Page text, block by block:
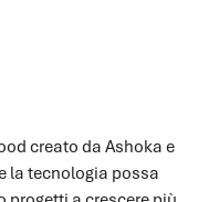
creato da Ashoka e
la tecnologia possa